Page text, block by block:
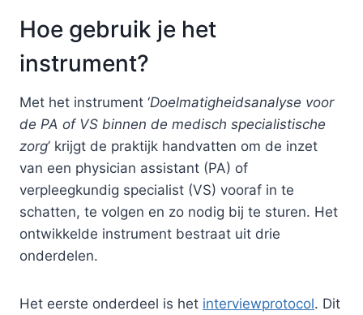
Hoe gebruik je het
instrument?
Met het instrument ‘Doelmatigheidsanalyse voor
de PA of VS binnen de medisch specialistische
zorg’ krijgt de praktijk handvatten om de inzet
van een physician assistant (PA) of
verpleegkundig specialist (VS) vooraf in te
schatten, te volgen en zo nodig bij te sturen. Het
ontwikkelde instrument bestraat uit drie
onderdelen.
Het eerste onderdeel is het interviewprotocol. Dit